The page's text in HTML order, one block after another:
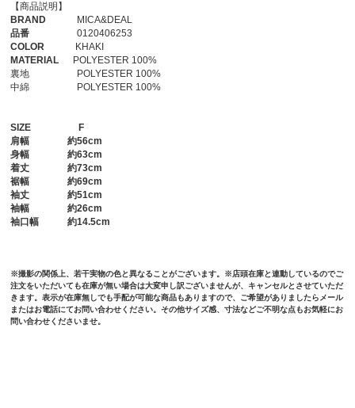
【商品説明】
BRAND MICA&DEAL
品番 0120406253
COLOR KHAKI
MATERIAL POLYESTER 100%
裏地 POLYESTER 100%
中綿 POLYESTER 100%
SIZE
F
肩幅 約56cm
身幅 約63cm
着丈 約73cm
裾幅 約69cm
袖丈 約51cm
袖幅 約26cm
袖口幅 約14.5cm
※撮影の関係上、若干実物の色と異なることがございます。※店頭在庫と連動しているのでご
注文をいただいても在庫が無い場合は大変申し訳ございませんが、キャンセルとさせていただ
きます。表示が在庫無しでも手配が可能な商品もありますので、ご希望がありましたらメール
またはお電話にてお問い合わせください。その他サイズ感、寸法などご不明な点もお気軽にお
問い合わせくださいませ。